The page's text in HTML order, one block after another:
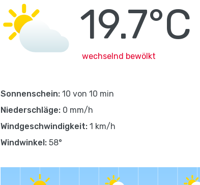
19.7°C
wechselnd bewölkt
Sonnenschein: 10 von 10 min
Niederschläge: 0 mm/h
Windgeschwindigkeit: 1 km/h
Windwinkel: 58°